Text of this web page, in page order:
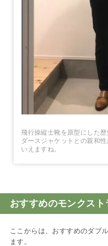
飛行操縦士靴を原型にした
ダースジャケットとの親和
いえますね。
おすすめのモンクスト
ここからは、おすすめのダブ
ます。